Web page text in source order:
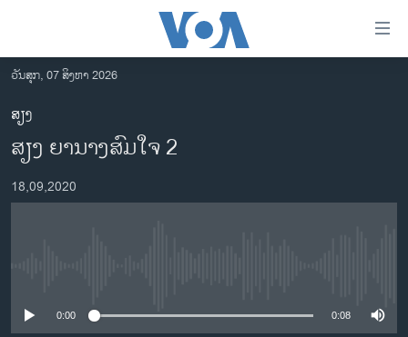
ເຂົ້າ
ຫາ
ຂ້າມ
ຂ້າມ
ຂ້າມ
ໄປ
ລາວ
ອາເມຣິກາ
ການເລືອກຕັ້ງ ປະທານາທີບໍດີ ສະຫະລັດ 2024
ອິດສະຫຼະພາບດ້ານການຂ່າວ
ວັນສຸກ, 07 ສິງຫາ 2026
ສຽງ
ສຽງ ຍານາງສົມໃຈ 2
18,09,2020
0:00 0:08